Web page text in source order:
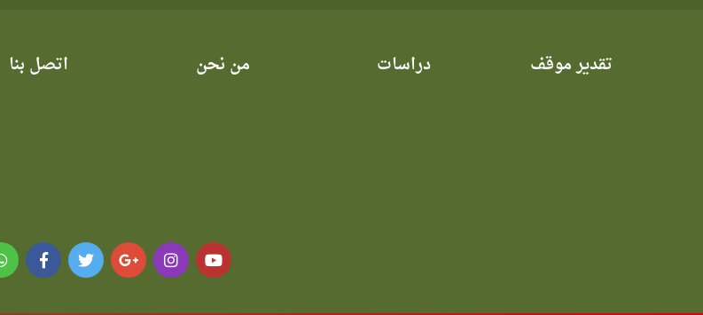
تقدير موقف دراسات من نحن اتصل بنا